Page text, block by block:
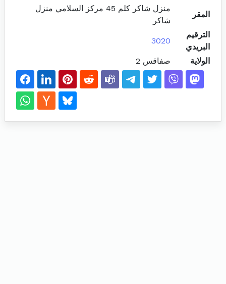
المقر
منزل شاكر كلم 45 مركز السلامي منزل
شاكر
الترقيم
البريدي
3020
الولاية صفاقس 2